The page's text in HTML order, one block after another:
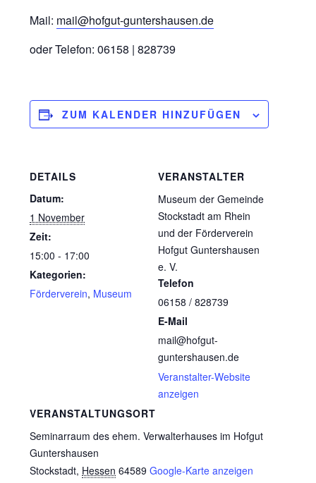
Mail: mail@hofgut-guntershausen.de
oder Telefon: 06158 | 828739
ZUM KALENDER HINZUFÜGEN
DETAILS
Datum:
1 November
Zeit:
15:00 - 17:00
Kategorien:
Förderverein, Museum
VERANSTALTUNGSORT
Seminarraum des ehem. Verwalterhauses im Hofgut
Guntershausen
Stockstadt, Hessen 64589 Google-Karte anzeigen
VERANSTALTER
Museum der Gemeinde
Stockstadt am Rhein
und der Förderverein
Hofgut Guntershausen
e. V.
Telefon
06158 / 828739
E-Mail
mail@hofgut-
guntershausen.de
Veranstalter-Website
anzeigen